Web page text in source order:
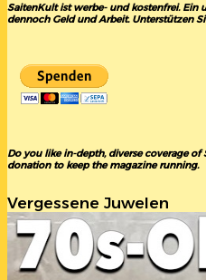
SaitenKult ist werbe- und kostenfrei. Ein
dennoch Geld und Arbeit. Unterstützen
Do you like in-depth, diverse coverage
donation to keep the magazine running.
Vergessene Juwelen